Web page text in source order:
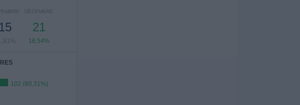
15
DÉCEMBRE
21
16,54%
102 (80,31%)